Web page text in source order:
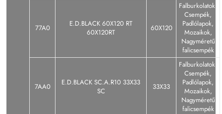
77A0
E.D.BLACK 60X120 RT
60X120RT
60X120
Falburkolatok,
Csempék,
Padlólapok,
Mozaikok,
Nagyméretű
falicsempék
7AA0
E.D.BLACK SC.A.R10 33X33
SC
33X33
Falburkolatok,
Csempék,
Padlólapok,
Mozaikok,
Nagyméretű
falicsempék